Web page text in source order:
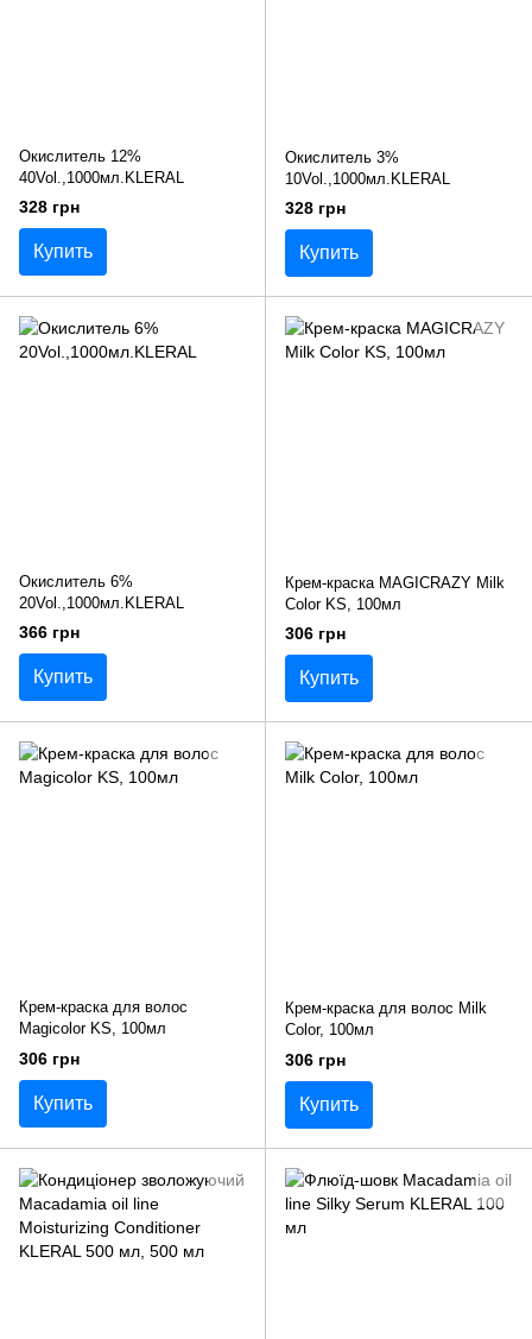
Окислитель 12%
40Vol.,1000мл.KLERAL
328 грн
Купить
Окислитель 3%
10Vol.,1000мл.KLERAL
328 грн
Купить
Окислитель 6%
20Vol.,1000мл.KLERAL
366 грн
Купить
Крем-краска MAGICRAZY Milk
Color KS, 100мл
306 грн
Купить
Крем-краска для волос
Magicolor KS, 100мл
306 грн
Купить
Крем-краска для волос Milk
Color, 100мл
306 грн
Купить